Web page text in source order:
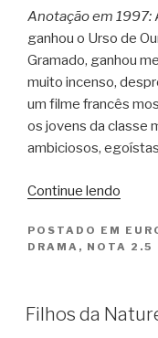
Anotação em 1997:
ganhou o Urso de
Gramado, ganhou
muito incenso,
um filme francês
os jovens da classe
ambiciosos,
Continue lendo
POSTADO EM
DRAMA , NOTA 2.5
Filhos da